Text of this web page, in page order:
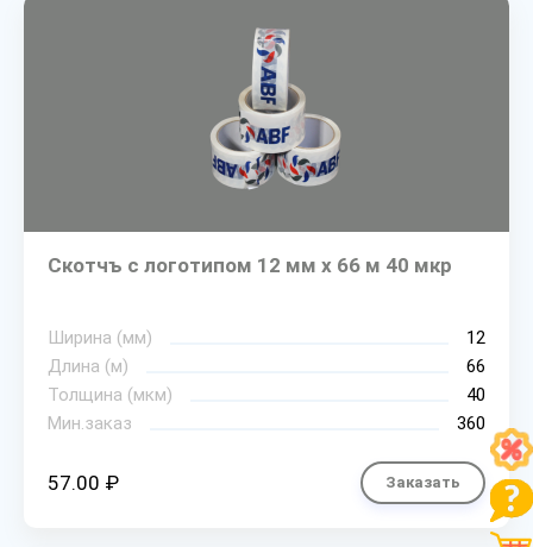
Скотчъ с логотипом 12 мм х 66 м 40 мкр
Ширина (мм)
12
Длина (м)
66
Толщина (мкм)
40
Мин.заказ
360
57.00 ₽ Заказать